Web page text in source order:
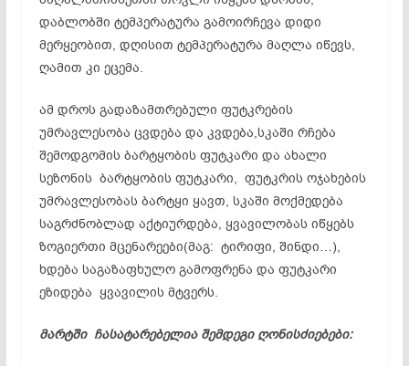
დაბლობში ტემპერატურა გამოირჩევა დიდი
მერყეობით, დღისით ტემპერატურა მაღლა იწევს,
ღამით კი ეცემა.
ამ დროს გადაზამთრებული ფუტკრების
უმრავლესობა ცვდება და კვდება,სკაში რჩება
შემოდგომის ბარტყობის ფუტკარი და ახალი
სეზონის ბარტყობის ფუტკარი, ფუტკრის ოჯახების
უმრავლესობას ბარტყი ყავთ, სკაში მოქმედება
საგრძნობლად აქტიურდება, ყვავილობას იწყებს
ზოგიერთი მცენარეები(მაგ: ტირიფი, შინდი…),
ხდება საგაზაფხულო გამოფრენა და ფუტკარი
ეზიდება ყვავილის მტვერს.
მარტში ჩასატარებელია შემდეგი ღონისძიებები: